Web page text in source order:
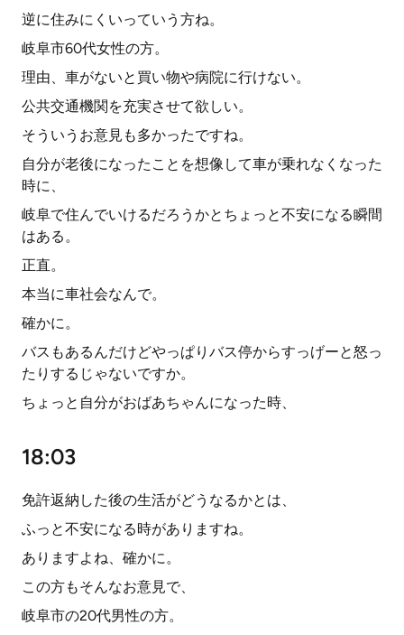
逆に住みにくいっていう方ね。
岐阜市60代女性の方。
理由、車がないと買い物や病院に行けない。
公共交通機関を充実させて欲しい。
そういうお意見も多かったですね。
自分が老後になったことを想像して車が乗れなくなった
時に、
岐阜で住んでいけるだろうかとちょっと不安になる瞬間
はある。
正直。
本当に車社会なんで。
確かに。
バスもあるんだけどやっぱりバス停からすっげーと怒っ
たりするじゃないですか。
ちょっと自分がおばあちゃんになった時、
18:03
免許返納した後の生活がどうなるかとは、
ふっと不安になる時がありますね。
ありますよね、確かに。
この方もそんなお意見で、
岐阜市の20代男性の方。